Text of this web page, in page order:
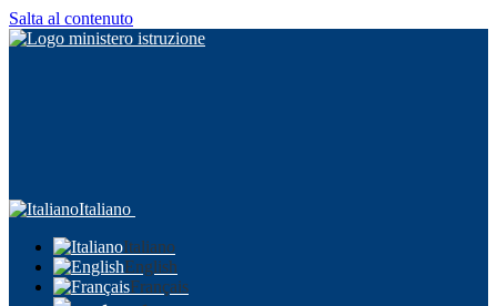
Salta al contenuto
Italiano
Italiano
English
Français